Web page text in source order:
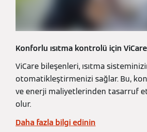
Konforlu ısıtma kontrolü için
ViCare bileşenleri, ısıtma
otomatikleştirmenizi sağlar. Bu,
ve enerji maliyetlerinden tasarruf
olur.
Daha fazla bilgi edinin